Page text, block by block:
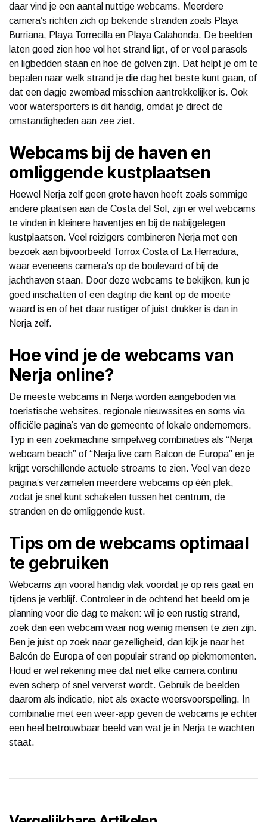
daar vind je een aantal nuttige webcams. Meerdere
camera’s richten zich op bekende stranden zoals Playa
Burriana, Playa Torrecilla en Playa Calahonda. De beelden
laten goed zien hoe vol het strand ligt, of er veel parasols
en ligbedden staan en hoe de golven zijn. Dat helpt je om te
bepalen naar welk strand je die dag het beste kunt gaan, of
dat een dagje zwembad misschien aantrekkelijker is. Ook
voor watersporters is dit handig, omdat je direct de
omstandigheden aan zee ziet.
Webcams bij de haven en
omliggende kustplaatsen
Hoewel Nerja zelf geen grote haven heeft zoals sommige
andere plaatsen aan de Costa del Sol, zijn er wel webcams
te vinden in kleinere haventjes en bij de nabijgelegen
kustplaatsen. Veel reizigers combineren Nerja met een
bezoek aan bijvoorbeeld Torrox Costa of La Herradura,
waar eveneens camera’s op de boulevard of bij de
jachthaven staan. Door deze webcams te bekijken, kun je
goed inschatten of een dagtrip die kant op de moeite
waard is en of het daar rustiger of juist drukker is dan in
Nerja zelf.
Hoe vind je de webcams van
Nerja online?
De meeste webcams in Nerja worden aangeboden via
toeristische websites, regionale nieuwssites en soms via
officiële pagina’s van de gemeente of lokale ondernemers.
Typ in een zoekmachine simpelweg combinaties als “Nerja
webcam beach” of “Nerja live cam Balcon de Europa” en je
krijgt verschillende actuele streams te zien. Veel van deze
pagina’s verzamelen meerdere webcams op één plek,
zodat je snel kunt schakelen tussen het centrum, de
stranden en de omliggende kust.
Tips om de webcams optimaal
te gebruiken
Webcams zijn vooral handig vlak voordat je op reis gaat en
tijdens je verblijf. Controleer in de ochtend het beeld om je
planning voor die dag te maken: wil je een rustig strand,
zoek dan een webcam waar nog weinig mensen te zien zijn.
Ben je juist op zoek naar gezelligheid, dan kijk je naar het
Balcón de Europa of een populair strand op piekmomenten.
Houd er wel rekening mee dat niet elke camera continu
even scherp of snel ververst wordt. Gebruik de beelden
daarom als indicatie, niet als exacte weersvoorspelling. In
combinatie met een weer-app geven de webcams je echter
een heel betrouwbaar beeld van wat je in Nerja te wachten
staat.